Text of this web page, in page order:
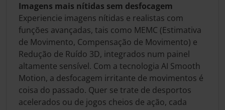
Imagens mais nítidas sem desfocagem
Experiencie imagens nítidas e realistas com
funções avançadas, tais como MEMC (Estimativa
de Movimento, Compensação de Movimento) e
Redução de Ruído 3D, integrados num painel
altamente sensível. Com a tecnologia AI Smooth
Motion, a desfocagem irritante de movimentos é
coisa do passado. Quer se trate de desportos
acelerados ou de jogos cheios de ação, cada